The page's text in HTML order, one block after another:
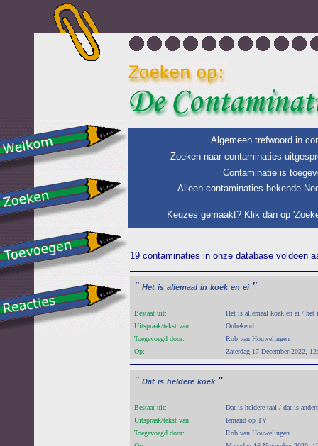
Algemeen trefwoord in
Zoeken naar contaminaties
Contaminatie is
Alleen contaminaties bekende
Keuzes gemaakt? Klik dan op
19 contaminaties in onze database voldoen
" Het is allemaal in koek en ei "
Bestaat uit:
Het is allemaal koek en ei / het
Uitspraak/tekst van:
Onbekend
Toegevoegd door:
Rob van Houwelingen
Op:
Zaterdag 17 December 2022,
" Dat is heldere koek "
Bestaat uit:
Dat is heldere taal / dat is
Uitspraak/tekst van:
Iemand op TV
Toegevoegd door:
Rob van Houwelingen